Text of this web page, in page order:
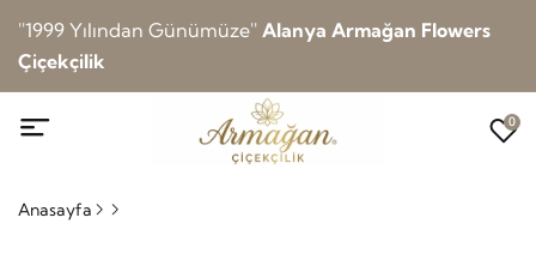
''1999 Yılından Günümüze'' Alanya Armağan Flowers
Çiçekçilik
0
Anasayfa